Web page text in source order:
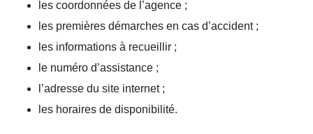
les coordonnées de l’agence ;
les premières démarches en cas d’accident ;
les informations à recueillir ;
le numéro d’assistance ;
l’adresse du site internet ;
les horaires de disponibilité.